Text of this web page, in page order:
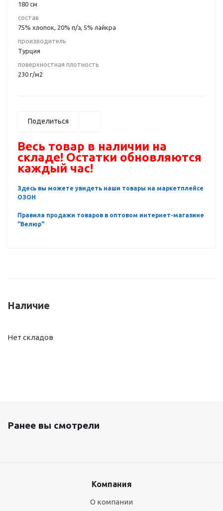
180 см
состав
75% хлопок, 20% п/э, 5% лайкра
производитель
Турция
поверхностная плотность
230 г/м2
Поделиться
Весь товар в наличии на
складе! Остатки обновляются
каждый час!
Здесь вы можете увидеть наши товары на маркетплейсе
ОЗОН
Правила продажи товаров в оптовом интернет-магазине
"Велюр"
Наличие
Нет складов
Ранее вы смотрели
Компания
О компании